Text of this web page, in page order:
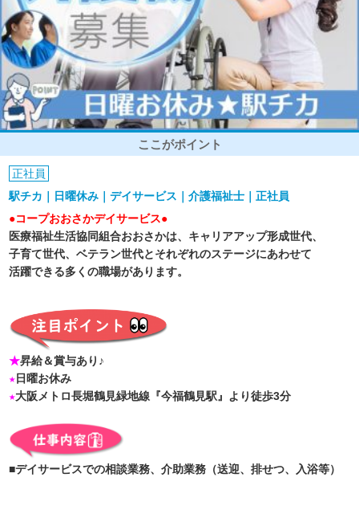
ここがポイント
正社員
駅チカ｜日曜休み｜デイサービス｜介護福祉士｜正社員
●コープおおさかデイサービス●
医療福祉生活協同組合おおさかは、キャリアアップ形成世代、
子育て世代、ベテラン世代とそれぞれのステージにあわせて
活躍できる多くの職場があります。
★昇給＆賞与あり♪
★日曜お休み
★大阪メトロ長堀鶴見緑地線『今福鶴見駅』より徒歩3分
■デイサービスでの相談業務、介助業務（送迎、排せつ、入浴等）